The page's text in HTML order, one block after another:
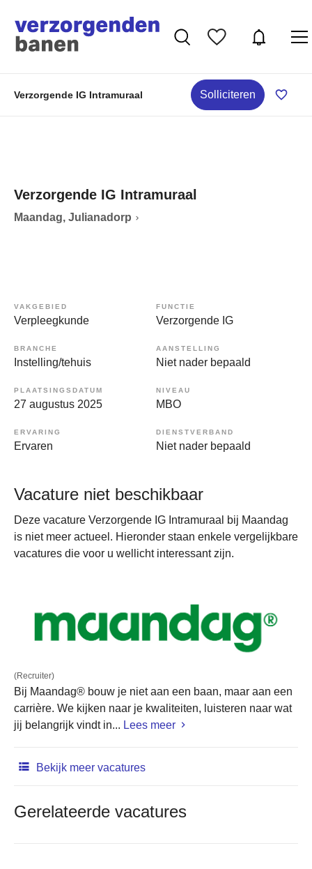
Verzorgende IG Intramuraal Solliciteren
Verzorgende IG Intramuraal
Maandag, Julianadorp
VAKGEBIED
Verpleegkunde
FUNCTIE
Verzorgende IG
BRANCHE
Instelling/tehuis
AANSTELLING
Niet nader bepaald
PLAATSINGSDATUM
27 augustus 2025
NIVEAU
MBO
ERVARING
Ervaren
DIENSTVERBAND
Niet nader bepaald
Vacature niet beschikbaar
Deze vacature Verzorgende IG Intramuraal bij Maandag
is niet meer actueel. Hieronder staan enkele vergelijkbare
vacatures die voor u wellicht interessant zijn.
(Recruiter)
Bij Maandag® bouw je niet aan een baan, maar aan een
carrière. We kijken naar je kwaliteiten, luisteren naar wat
jij belangrijk vindt in... Lees meer
Bekijk meer vacatures
Gerelateerde vacatures